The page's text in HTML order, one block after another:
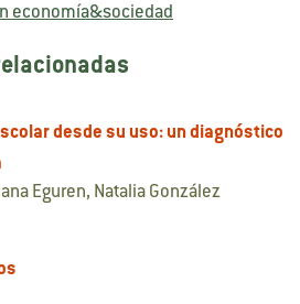
economía&sociedad
desde su uso: un diagnóstico
Eguren, Natalia González